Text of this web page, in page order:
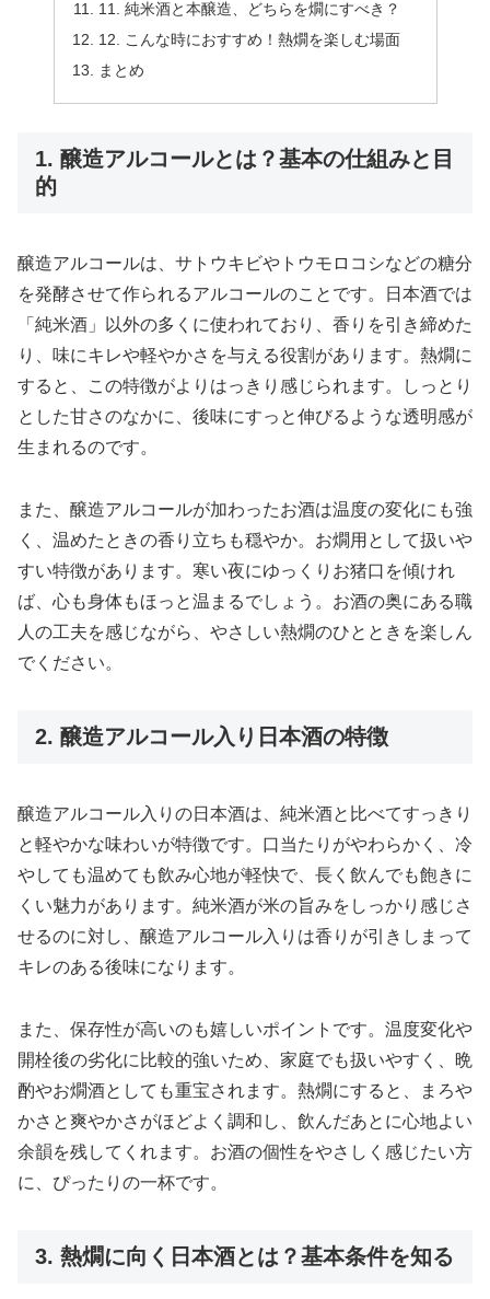
11. 純米酒と本醸造、どちらを燗にすべき？
12. こんな時におすすめ！熱燗を楽しむ場面
まとめ
1. 醸造アルコールとは？基本の仕組みと目
的
醸造アルコールは、サトウキビやトウモロコシなどの糖分
を発酵させて作られるアルコールのことです。日本酒では
「純米酒」以外の多くに使われており、香りを引き締めた
り、味にキレや軽やかさを与える役割があります。熱燗に
すると、この特徴がよりはっきり感じられます。しっとり
とした甘さのなかに、後味にすっと伸びるような透明感が
生まれるのです。
また、醸造アルコールが加わったお酒は温度の変化にも強
く、温めたときの香り立ちも穏やか。お燗用として扱いや
すい特徴があります。寒い夜にゆっくりお猪口を傾けれ
ば、心も身体もほっと温まるでしょう。お酒の奥にある職
人の工夫を感じながら、やさしい熱燗のひとときを楽しん
でください。
2. 醸造アルコール入り日本酒の特徴
醸造アルコール入りの日本酒は、純米酒と比べてすっきり
と軽やかな味わいが特徴です。口当たりがやわらかく、冷
やしても温めても飲み心地が軽快で、長く飲んでも飽きに
くい魅力があります。純米酒が米の旨みをしっかり感じさ
せるのに対し、醸造アルコール入りは香りが引きしまって
キレのある後味になります。
また、保存性が高いのも嬉しいポイントです。温度変化や
開栓後の劣化に比較的強いため、家庭でも扱いやすく、晩
酌やお燗酒としても重宝されます。熱燗にすると、まろや
かさと爽やかさがほどよく調和し、飲んだあとに心地よい
余韻を残してくれます。お酒の個性をやさしく感じたい方
に、ぴったりの一杯です。
3. 熱燗に向く日本酒とは？基本条件を知る